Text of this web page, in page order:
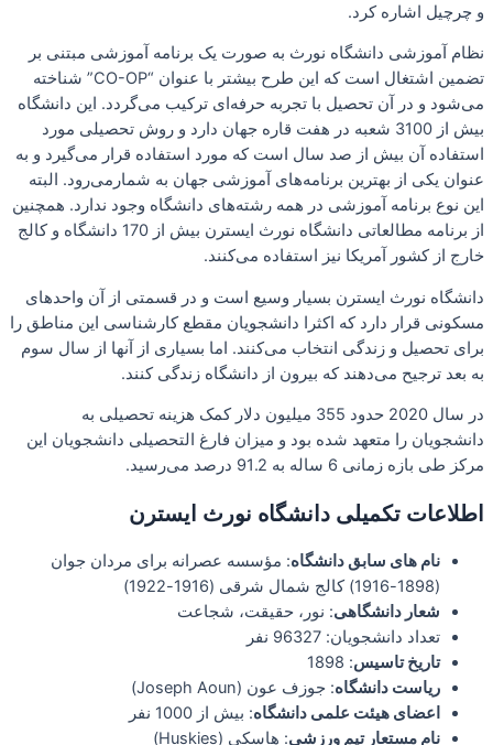
و چرچیل اشاره کرد.
نظام آموزشی دانشگاه نورث به صورت یک برنامه آموزشی مبتنی بر
تضمین اشتغال است که این طرح بیشتر با عنوان “CO-OP” شناخته
می‌شود و در آن تحصیل با تجربه حرفه‌ای ترکیب می‌گردد. این دانشگاه
بیش از 3100 شعبه در هفت قاره جهان دارد و روش تحصیلی مورد
استفاده آن بیش از صد سال است که مورد استفاده قرار می‌گیرد و به
عنوان یکی از بهترین برنامه‌های آموزشی جهان به شمارمی‌رود. البته
این نوع برنامه آموزشی در همه رشته‌های دانشگاه وجود ندارد. همچنین
از برنامه مطالعاتی دانشگاه نورث ایسترن بیش از 170 دانشگاه و کالج
خارج از کشور آمریکا نیز استفاده می‌کنند.
دانشگاه نورث ایسترن بسیار وسیع است و در قسمتی از آن واحدهای
مسکونی قرار دارد که اکثرا دانشجویان مقطع کارشناسی این مناطق را
برای تحصیل و زندگی انتخاب می‌کنند. اما بسیاری از آنها از سال سوم
به بعد ترجیح می‌دهند که بیرون از دانشگاه زندگی کنند.
در سال 2020 حدود 355 میلیون دلار کمک هزینه تحصیلی به
دانشجویان را متعهد شده بود و میزان فارغ التحصیلی دانشجویان این
مرکز طی بازه زمانی 6 ساله به 91.2 درصد می‌رسید.
اطلاعات تکمیلی دانشگاه نورث ایسترن
نام های سابق دانشگاه: مؤسسه عصرانه برای مردان جوان
(1898-1916) کالج شمال شرقی (1916-1922)
شعار دانشگاهی: نور، حقیقت، شجاعت
تعداد دانشجویان: 96327 نفر
تاریخ تاسیس: 1898
ریاست دانشگاه: جوزف عون (Joseph Aoun)
اعضای هیئت علمی دانشگاه: بیش از 1000 نفر
نام مستعار تیم ورزشی: هاسکی (Huskies)